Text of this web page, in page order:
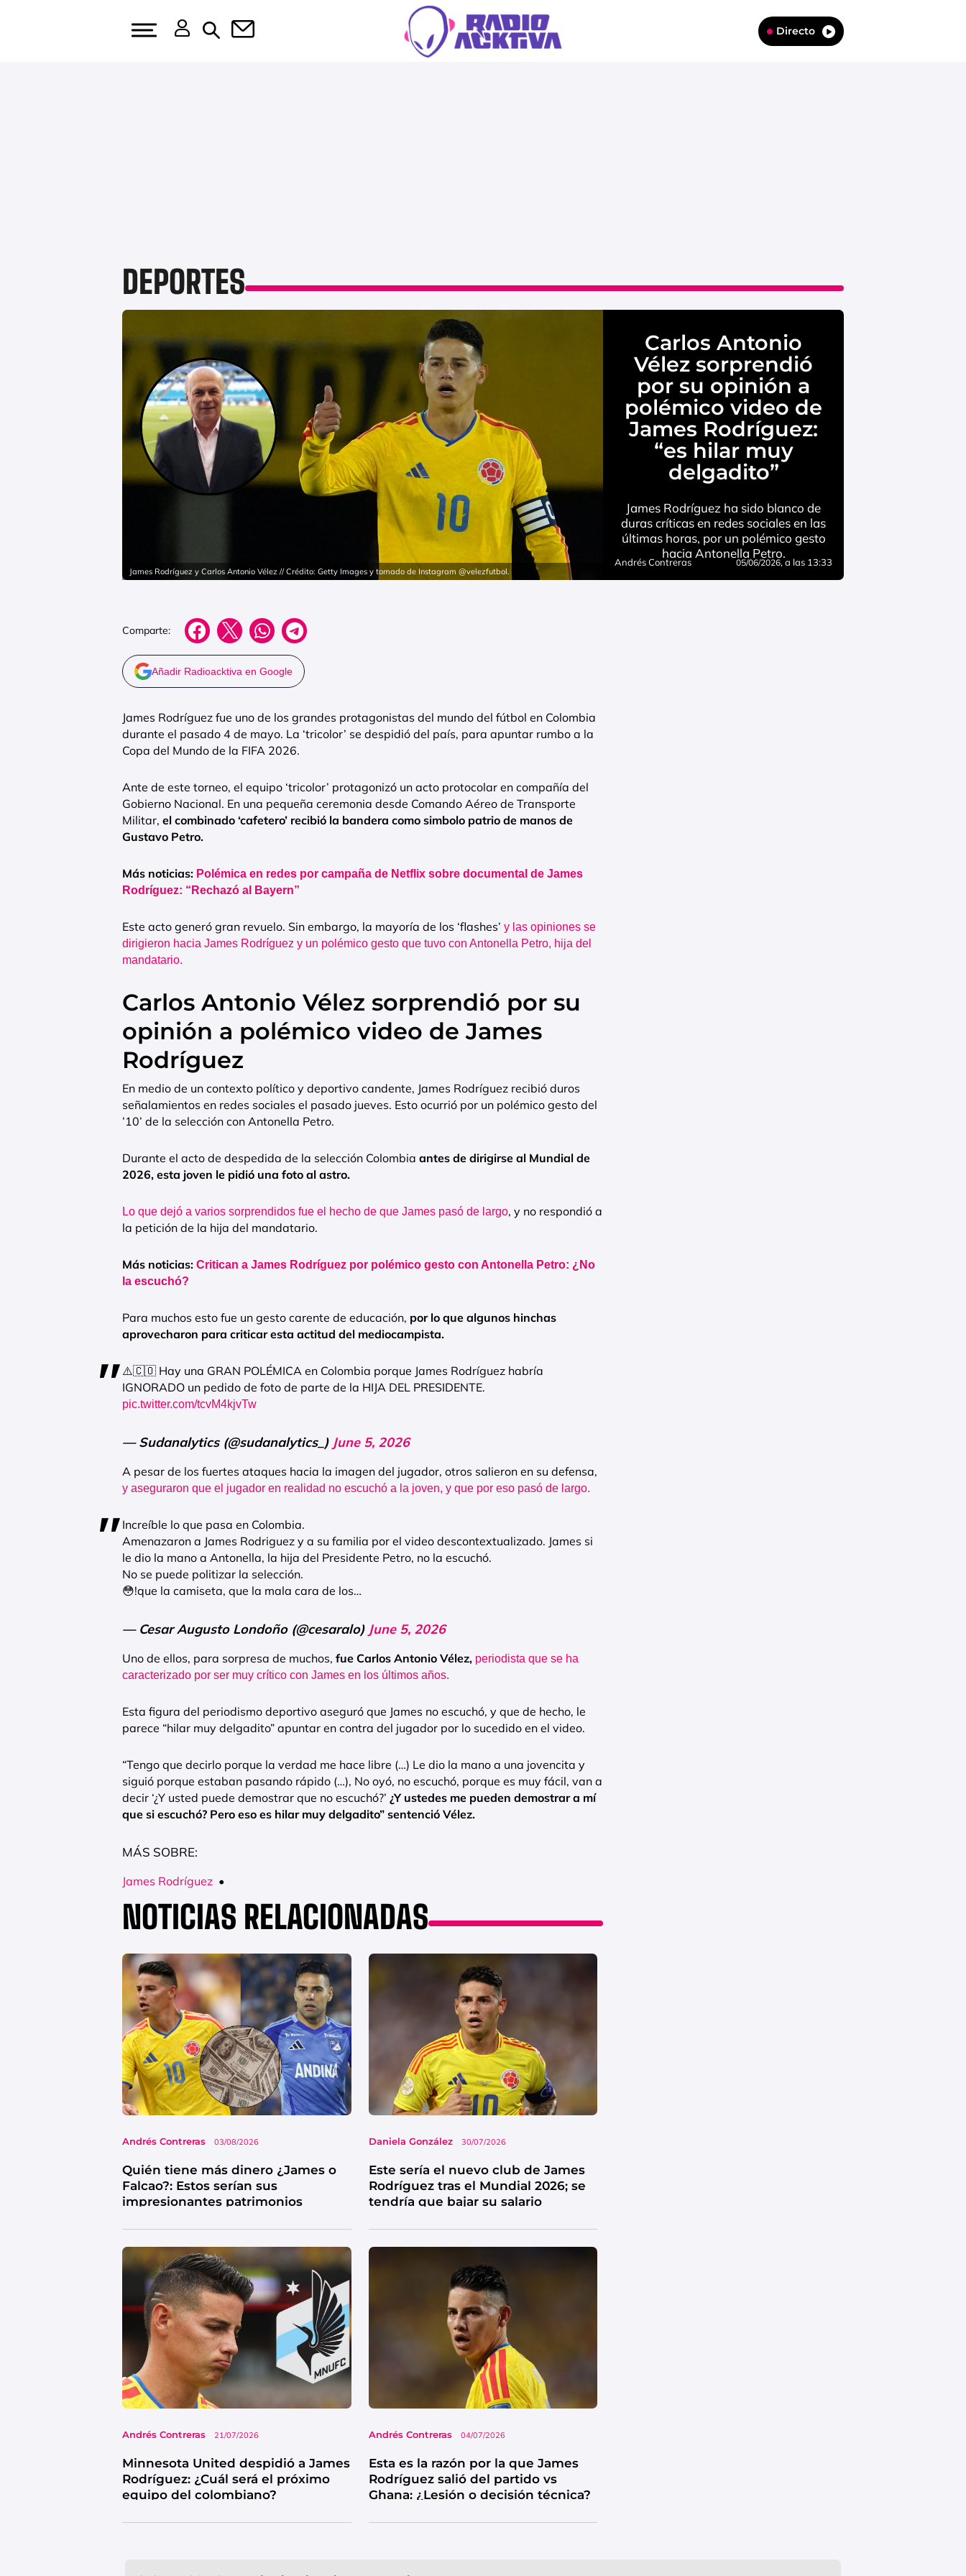
Directo
DEPORTES
James Rodríguez y Carlos Antonio Vélez // Crédito: Getty Images y tomado de Instagram @velezfutbol.
Carlos Antonio
Vélez sorprendió
por su opinión a
polémico video de
James Rodríguez:
“es hilar muy
delgadito”
James Rodríguez ha sido blanco de
duras críticas en redes sociales en las
últimas horas, por un polémico gesto
hacia Antonella Petro.
Andrés Contreras 05/06/2026, a las 13:33
Comparte:
Añadir Radioacktiva en Google
James Rodríguez fue uno de los grandes protagonistas del mundo del fútbol en Colombia
durante el pasado 4 de mayo. La ‘tricolor’ se despidió del país, para apuntar rumbo a la
Copa del Mundo de la FIFA 2026.
Ante de este torneo, el equipo ‘tricolor’ protagonizó un acto protocolar en compañía del
Gobierno Nacional. En una pequeña ceremonia desde Comando Aéreo de Transporte
Militar, el combinado ‘cafetero’ recibió la bandera como simbolo patrio de manos de
Gustavo Petro.
Más noticias: Polémica en redes por campaña de Netflix sobre documental de James
Rodríguez: “Rechazó al Bayern”
Este acto generó gran revuelo. Sin embargo, la mayoría de los ‘flashes’ y las opiniones se
dirigieron hacia James Rodríguez y un polémico gesto que tuvo con Antonella Petro, hija del
mandatario.
Carlos Antonio Vélez sorprendió por su
opinión a polémico video de James
Rodríguez
En medio de un contexto político y deportivo candente, James Rodríguez recibió duros
señalamientos en redes sociales el pasado jueves. Esto ocurrió por un polémico gesto del
’10’ de la selección con Antonella Petro.
Durante el acto de despedida de la selección Colombia antes de dirigirse al Mundial de
2026, esta joven le pidió una foto al astro.
Lo que dejó a varios sorprendidos fue el hecho de que James pasó de largo, y no respondió a
la petición de la hija del mandatario.
Más noticias: Critican a James Rodríguez por polémico gesto con Antonella Petro: ¿No
la escuchó?
Para muchos esto fue un gesto carente de educación, por lo que algunos hinchas
aprovecharon para criticar esta actitud del mediocampista.
⚠️🇨🇴 Hay una GRAN POLÉMICA en Colombia porque James Rodríguez habría
IGNORADO un pedido de foto de parte de la HIJA DEL PRESIDENTE.
pic.twitter.com/tcvM4kjvTw
— Sudanalytics (@sudanalytics_) June 5, 2026
A pesar de los fuertes ataques hacia la imagen del jugador, otros salieron en su defensa,
y aseguraron que el jugador en realidad no escuchó a la joven, y que por eso pasó de largo.
Increíble lo que pasa en Colombia.
Amenazaron a James Rodriguez y a su familia por el video descontextualizado. James si
le dio la mano a Antonella, la hija del Presidente Petro, no la escuchó.
No se puede politizar la selección.
😳!que la camiseta, que la mala cara de los…
— Cesar Augusto Londoño (@cesaralo) June 5, 2026
Uno de ellos, para sorpresa de muchos, fue Carlos Antonio Vélez, periodista que se ha
caracterizado por ser muy crítico con James en los últimos años.
Esta figura del periodismo deportivo aseguró que James no escuchó, y que de hecho, le
parece “hilar muy delgadito” apuntar en contra del jugador por lo sucedido en el video.
“Tengo que decirlo porque la verdad me hace libre (…) Le dio la mano a una jovencita y
siguió porque estaban pasando rápido (…), No oyó, no escuchó, porque es muy fácil, van a
decir ‘¿Y usted puede demostrar que no escuchó?’ ¿Y ustedes me pueden demostrar a mí
que si escuchó? Pero eso es hilar muy delgadito” sentenció Vélez.
MÁS SOBRE:
James Rodríguez •
NOTICIAS RELACIONADAS
Andrés Contreras 03/08/2026
Quién tiene más dinero ¿James o
Falcao?: Estos serían sus
impresionantes patrimonios
Daniela González 30/07/2026
Este sería el nuevo club de James
Rodríguez tras el Mundial 2026; se
tendría que bajar su salario
Andrés Contreras 21/07/2026
Minnesota United despidió a James
Rodríguez: ¿Cuál será el próximo
equipo del colombiano?
Andrés Contreras 04/07/2026
Esta es la razón por la que James
Rodríguez salió del partido vs
Ghana: ¿Lesión o decisión técnica?